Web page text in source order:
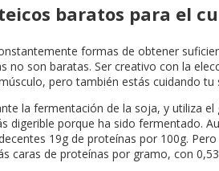
baratos para el
formas de obtener
no son baratas. Ser creativo con la
pero también estás cuidando
la fermentación de la soja, y utiliza
digerible porque ha sido fermentado.
19g de proteínas por 100g.
caras de proteínas por gramo, con